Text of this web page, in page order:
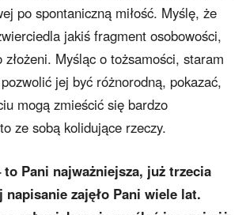
po spontaniczną miłość. Myślę, że
jakiś fragment osobowości,
złożeni. Myśląc o tożsamości, staram
jej być różnorodną, pokazać,
mogą zmieścić się bardzo
ze sobą kolidujące rzeczy.
to Pani najważniejsza, już trzecia
zajęło Pani wiele lat.